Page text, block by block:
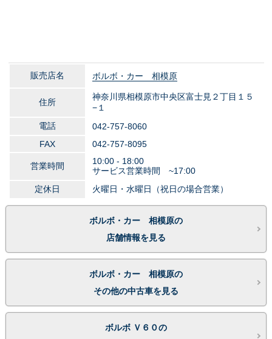
販売店名 ボルボ・カー 相模原
住所
神奈川県相模原市中央区富士見２丁目１５
−１
電話
042-757-8060
FAX
042-757-8095
営業時間
10:00 - 18:00
サービス営業時間 ~17:00
定休日
火曜日・水曜日（祝日の場合営業）
ボルボ・カー 相模原の
店舗情報を見る
ボルボ・カー 相模原の
その他の中古車を見る
ボルボ Ｖ６０の